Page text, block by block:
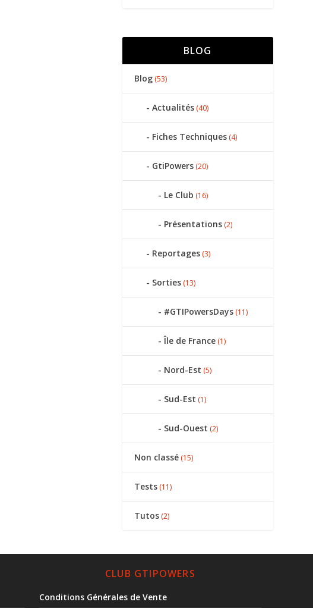
BLOG
Blog(53)
Actualités(40)
Fiches Techniques(4)
GtiPowers(20)
Le Club (16)
Présentations(2)
Reportages(3)
Sorties(13)
#GTIPowersDays(11)
Île de France(1)
Nord-Est (5)
Sud-Est (1)
Sud-Ouest (2)
Non classé(15)
Tests(11)
Tutos(2)
CLUB GTIPOWERS
Conditions Générales de Vente